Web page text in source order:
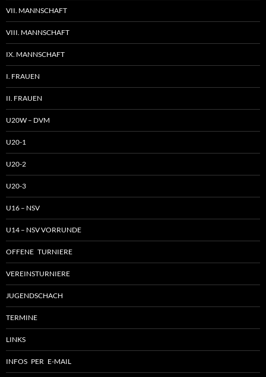
VII. MANNSCHAFT
VIII. MANNSCHAFT
IX. MANNSCHAFT
I. FRAUEN
II. FRAUEN
U20W – DVM
U20-1
U20-2
U20-3
U16 – NSV
U14 – NSV VORRUNDE
OFFENE TURNIERE
VEREINSTURNIERE
JUGENDSCHACH
TERMINE
LINKS
INFOS PER E-MAIL